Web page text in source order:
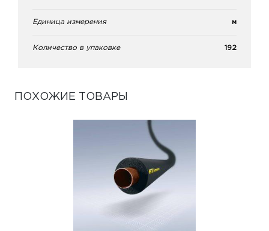
Единица измерения м
Количество в упаковке 192
ПОХОЖИЕ ТОВАРЫ